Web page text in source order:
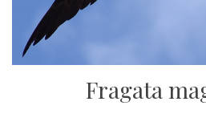
Fragata